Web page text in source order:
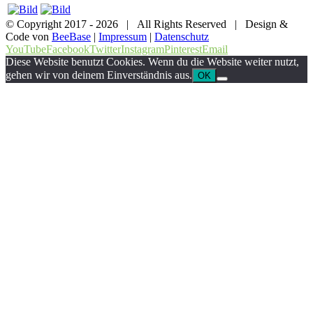
© Copyright 2017 - 2026 | All Rights Reserved | Design &
Code von BeeBase | Impressum | Datenschutz
YouTubeFacebookTwitterInstagramPinterestEmail
Diese Website benutzt Cookies. Wenn du die Website weiter nutzt,
gehen wir von deinem Einverständnis aus. OK